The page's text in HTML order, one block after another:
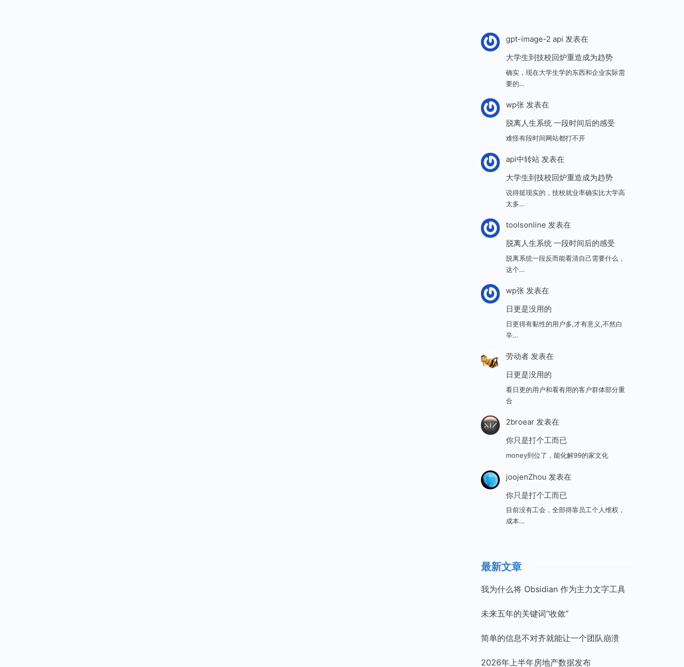
gpt-image-2 api 发表在
大学生到技校回炉重造成为趋势
确实，现在大学生学的东西和企业实际需
要的…
wp张发表在
脱离人生系统 一段时间后的感受
难怪有段时间网站都打不开
api中转站发表在
大学生到技校回炉重造成为趋势
说得挺现实的，技校就业率确实比大学高
太多…
toolsonline 发表在
脱离人生系统 一段时间后的感受
脱离系统一段反而能看清自己需要什么，
这个…
wp张发表在
日更是没用的
日更得有黏性的用户多,才有意义,不然白
辛…
劳动者发表在
日更是没用的
看日更的用户和看有用的客户群体部分重
合
2broear发表在
你只是打个工而已
money到位了，能化解99的家文化
joojenZhou 发表在
你只是打个工而已
目前没有工会，全部得靠员工个人维权，
成本…
最新文章
我为什么将 Obsidian 作为主力文字工具
未来五年的关键词“收敛”
简单的信息不对齐就能让一个团队崩溃
2026年上半年房地产数据发布